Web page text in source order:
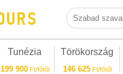
Szabad szavas
Tunézia
199 900Ft/főtől
Törökország
146 625Ft/főtől